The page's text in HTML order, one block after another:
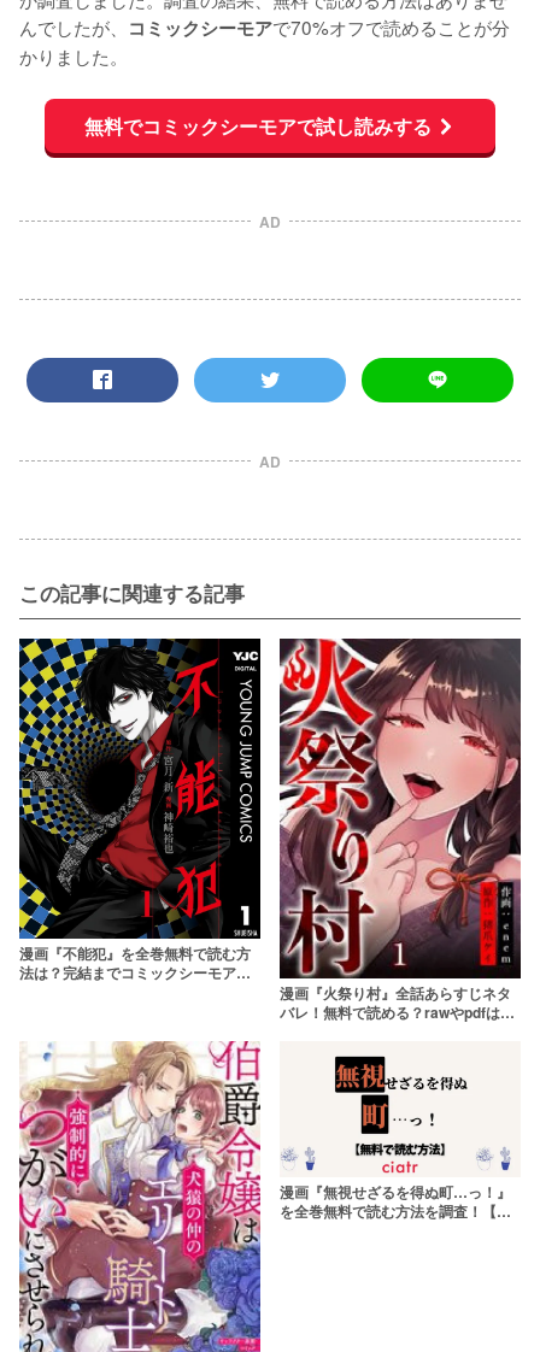
んでしたが、 コミックシーモアで70%オフで読めることが分
かりました。
無料でコミックシーモアで試し読みする
AD
AD
この記事に関連する記事
漫画『不能犯』を全巻無料で読む方
法は？完結までコミックシーモアで
漫画『火祭り村』全話あらすじネタ
バレ！無料で読める？rawやpdfはや
漫画『無視せざるを得ぬ町…っ！』
を全巻無料で読む方法を調査！【コ